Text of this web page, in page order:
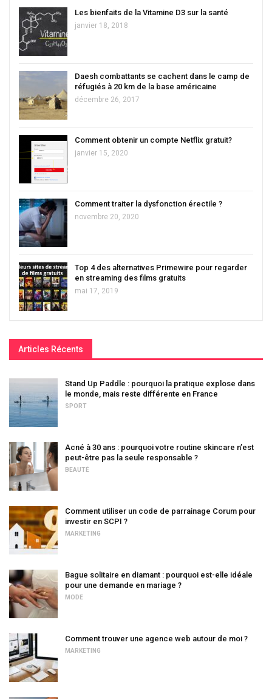
Les bienfaits de la Vitamine D3 sur la santé
janvier 18, 2018
Daesh combattants se cachent dans le camp de
réfugiés à 20 km de la base américaine
décembre 26, 2017
Comment obtenir un compte Netflix gratuit?
janvier 15, 2020
Comment traiter la dysfonction érectile ?
novembre 20, 2020
Top 4 des alternatives Primewire pour regarder
en streaming des films gratuits
mai 17, 2019
Articles Récents
Stand Up Paddle : pourquoi la pratique explose dans
le monde, mais reste différente en France
SPORT
Acné à 30 ans : pourquoi votre routine skincare n’est
peut-être pas la seule responsable ?
BEAUTÉ
Comment utiliser un code de parrainage Corum pour
investir en SCPI ?
MARKETING
Bague solitaire en diamant : pourquoi est-elle idéale
pour une demande en mariage ?
MODE
Comment trouver une agence web autour de moi ?
MARKETING